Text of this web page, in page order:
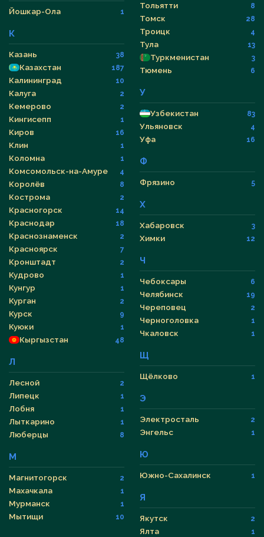
Йошкар-Ола 1
К
Казань 38
Казахстан 187
Калининград 10
Калуга 2
Кемерово 2
Кингисепп 1
Киров 16
Клин 1
Коломна 1
Комсомольск-на-Амуре 4
Королёв 8
Кострома 2
Красногорск 14
Краснодар 18
Краснознаменск 2
Красноярск 7
Кронштадт 2
Кудрово 1
Кунгур 1
Курган 2
Курск 9
Куюки 1
Кыргызстан 48
Л
Лесной 2
Липецк 1
Лобня 1
Лыткарино 1
Люберцы 8
М
Магнитогорск 2
Махачкала 1
Мурманск 1
Мытищи 10
Тольятти 8
Томск 28
Троицк 4
Тула 13
Туркменистан 3
Тюмень 6
У
Узбекистан 83
Ульяновск 4
Уфа 16
Ф
Фрязино 5
Х
Хабаровск 3
Химки 12
Ч
Чебоксары 6
Челябинск 19
Череповец 2
Черноголовка 1
Чкаловск 1
Щ
Щёлково 1
Э
Электросталь 2
Энгельс 1
Ю
Южно-Сахалинск 1
Я
Якутск 2
Ялта 1